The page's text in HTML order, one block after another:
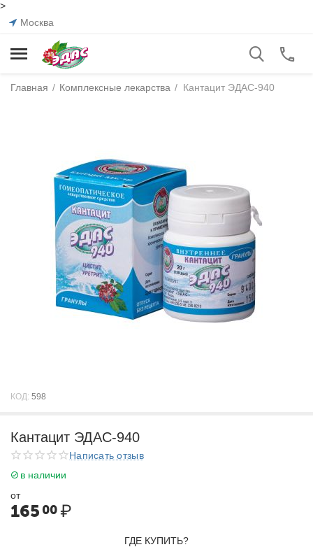
>
Москва
Главная / Комплексные лекарства / Кантацит ЭДАС-940
КОД: 598
Кантацит ЭДАС-940
Написать отзыв
в наличии
от
165 00₽
ГДЕ КУПИТЬ?